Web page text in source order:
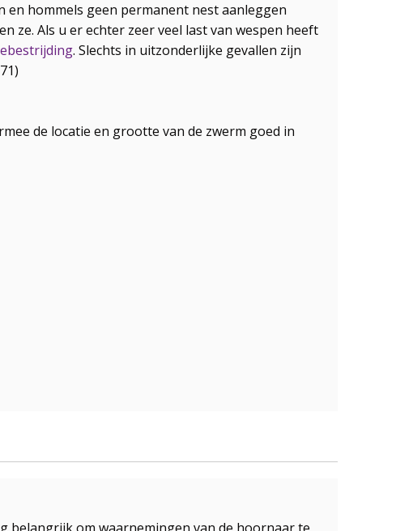
en hommels geen permanent nest aanleggen
ze. Als u er echter zeer veel last van wespen heeft
. Slechts in uitzonderlijke gevallen zijn
de locatie en grootte van de zwerm goed in